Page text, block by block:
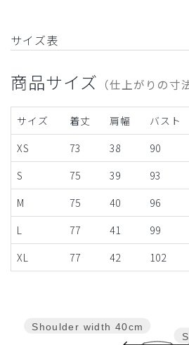
サイズ表
商品サイズ （仕上がりの寸
サイズ 着丈 肩幅 バスト
XS
73 38 90
S
75 39 93
M
75 40 96
L
77 41 99
XL
77 42 102
Shoulder width 40cm